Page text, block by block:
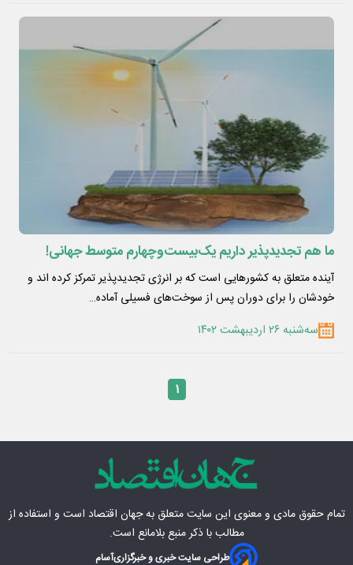
ما هم تجدیدپذیر داریم یک‌بیست‌وچهارم متوسط جهانی!
آینده متعلق به کشور‌هایی است که بر انرژی تجدیدپذیر تمرکز کرده اند و
خودشان را برای دوران پس از سوخت‌های فسیلی آماده…
سه‌شنبه ۲۶ اردیبهشت ۱۴۰۲
۱
تمام حقوق مادی‌ و معنوی این سایت متعلق بهجهان اقتصاد است و استفاده از
مطالب با ذکر منبع بلامانع است.
طراحی سایت خبری و خبرگزاریآسام